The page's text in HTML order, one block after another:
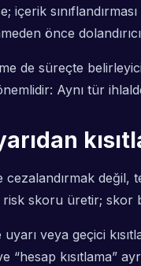
önce
de süreçte
Aynı tür
cezalandırmak
skoru üretir; skor
veya geçici
kısıtlama”